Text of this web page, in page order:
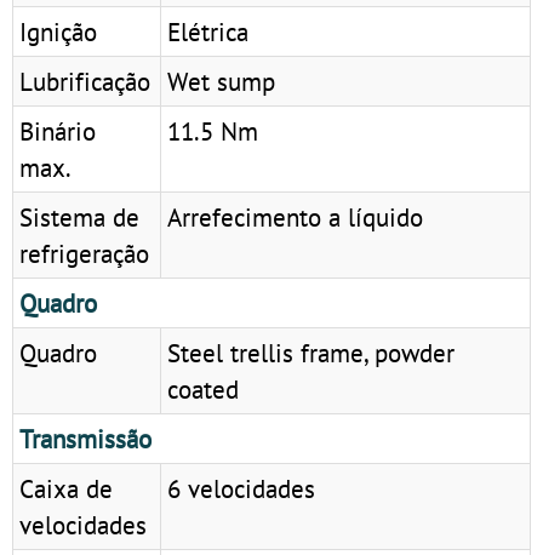
Ignição
Elétrica
Lubrificação Wet sump
Binário
max.
11.5 Nm
Sistema de
refrigeração
Arrefecimento a líquido
Quadro
Quadro
Steel trellis frame, powder
coated
Transmissão
Caixa de
velocidades
6 velocidades